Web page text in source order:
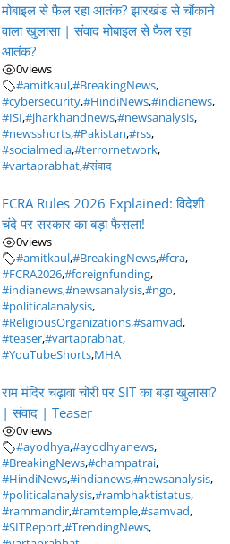
मोबाइल से फैल रहा आतंक? झारखंड से चौंकाने
वाला खुलासा | संवाद मोबाइल से फैल रहा
आतंक?
0views
#amitkaul,#BreakingNews,
#cybersecurity,#HindiNews,#indianews,
#ISI,#jharkhandnews,#newsanalysis,
#newsshorts,#Pakistan,#rss,
#socialmedia,#terrornetwork,
#vartaprabhat,#संवाद
FCRA Rules 2026 Explained: विदेशी
चंदे पर सरकार का बड़ा फैसला!
0views
#amitkaul,#BreakingNews,#fcra,
#FCRA2026,#foreignfunding,
#indianews,#newsanalysis,#ngo,
#politicalanalysis,
#ReligiousOrganizations,#samvad,
#teaser,#vartaprabhat,
#YouTubeShorts,MHA
राम मंदिर चढ़ावा चोरी पर SIT का बड़ा खुलासा?
| संवाद | Teaser
0views
#ayodhya,#ayodhyanews,
#BreakingNews,#champatrai,
#HindiNews,#indianews,#newsanalysis,
#politicalanalysis,#rambhaktistatus,
#rammandir,#ramtemple,#samvad,
#SITReport,#TrendingNews,